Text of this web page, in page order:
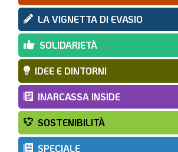
LA VIGNETTA DI EVASIO
SOLIDARIETÀ
IDEE E DINTORNI
INARCASSA INSIDE
SOSTENIBILITÀ
SPECIALE